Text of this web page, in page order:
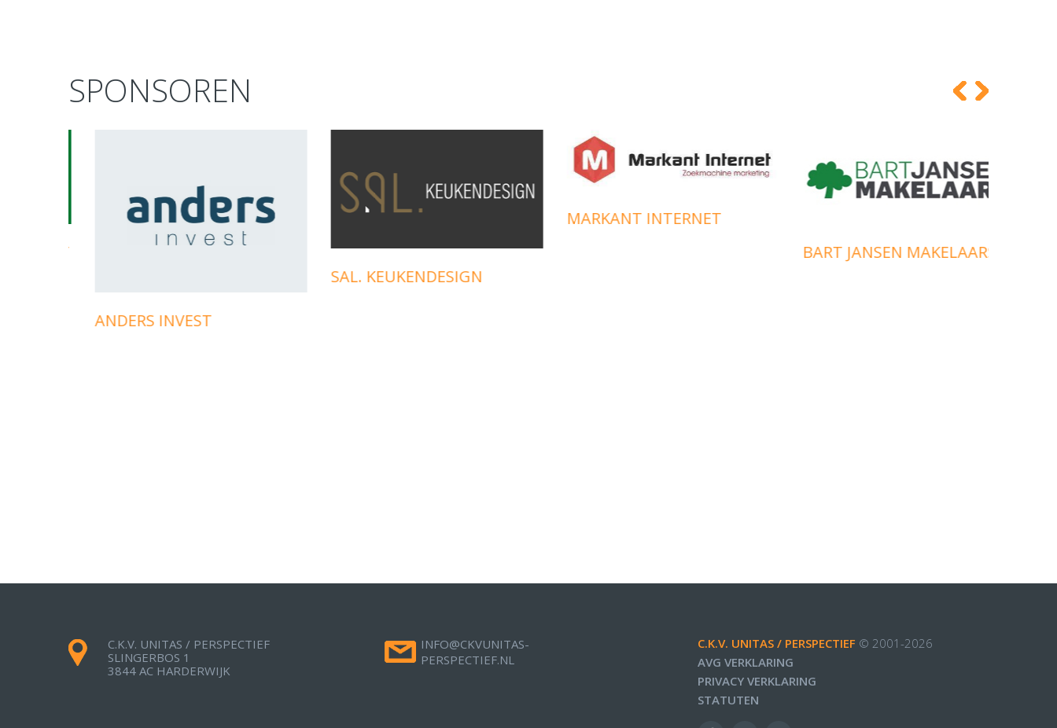
SPONSOREN
ANDERS INVEST
SAL. KEUKENDESIGN
MARKANT INTERNET
BART JANSEN MAKELAARS
prevnext
C.K.V. UNITAS / PERSPECTIEF
SLINGERBOS 1
3844 AC HARDERWIJK
INFO@CKVUNITAS-
PERSPECTIEF.NL
C.K.V. UNITAS / PERSPECTIEF © 2001-2026
AVG VERKLARING
PRIVACY VERKLARING
STATUTEN